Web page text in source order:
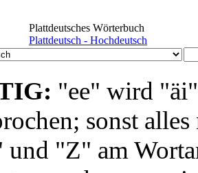
Plattdeutsches Wörterbuch
Plattdeutsch - Hochdeutsch
"ee" wird
sonst
und "Z" am